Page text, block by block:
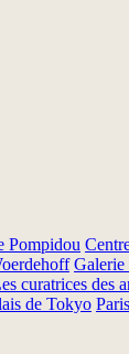
Pompidou
Galerie
curatrices des
de Tokyo Paris